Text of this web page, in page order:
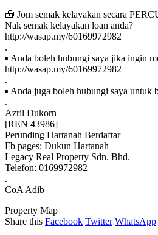
🧰 Jom semak kelayakan secara
Nak semak kelayakan loan anda?
http://wasap.my/60169972982
.
▪️ Anda boleh hubungi saya jika ingin
http://wasap.my/60169972982
.
▪️ Anda juga boleh hubungi saya untuk
.
Azril Dukorn
[REN 43986]
Perunding Hartanah Berdaftar
Fb pages: Dukun Hartanah
Legacy Real Property Sdn. Bhd.
Telefon: 0169972982
.
CoA Adib
Property Map
Share this Facebook Twitter WhatsApp